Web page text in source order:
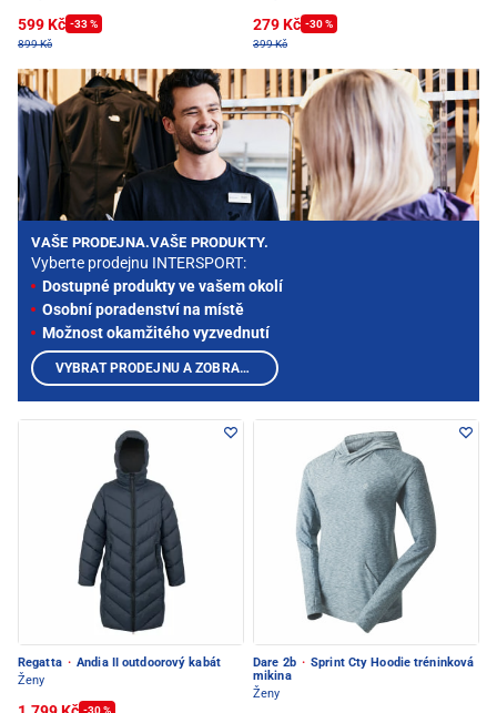
599 Kč -33 %
899 Kč
279 Kč -30 %
399 Kč
Regatta · Andia II outdoorový kabát
Ženy
-30 %
Dare 2b · Sprint Cty Hoodie tréninková
mikina
Ženy
VAŠE PRODEJNA.VAŠE PRODUKTY.
Vyberte prodejnu INTERSPORT:
Dostupné produkty ve vašem okolí
Osobní poradenství na místě
Možnost okamžitého vyzvednutí
VYBRAT PRODEJNU A ZOBRAZIT PRODUKTY